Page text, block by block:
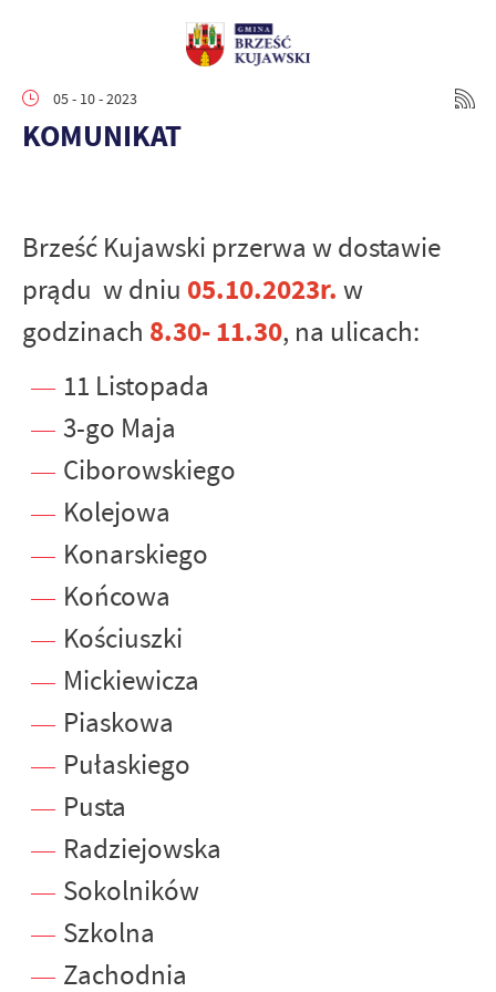
05 - 10 - 2023
KOMUNIKAT
Brześć Kujawski przerwa w dostawie
prądu w dniu 05.10.2023r. w
godzinach 8.30- 11.30, na ulicach:
11 Listopada
3-go Maja
Ciborowskiego
Kolejowa
Konarskiego
Końcowa
Kościuszki
Mickiewicza
Piaskowa
Pułaskiego
Pusta
Radziejowska
Sokolników
Szkolna
Zachodnia